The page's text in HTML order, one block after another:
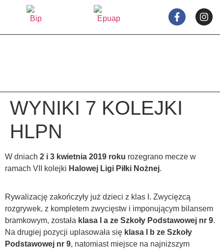
WYNIKI 7 KOLEJKI
HLPN
W dniach 2 i 3 kwietnia 2019 roku rozegrano mecze w
ramach VII kolejki Halowej Ligi Piłki Nożnej.
Rywalizację zakończyły już dzieci z klas I. Zwycięzcą
rozgrywek, z kompletem zwycięstw i imponującym bilansem
bramkowym, została klasa I a ze Szkoły Podstawowej nr 9.
Na drugiej pozycji uplasowała się klasa I b ze Szkoły
Podstawowej nr 9, natomiast miejsce na najniższym